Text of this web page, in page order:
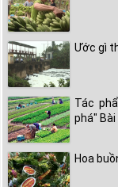
Ước gì
Tác
phá"
Hoa